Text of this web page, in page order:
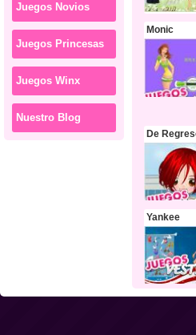
Juegos Novios
Juegos Princesas
Juegos Winx
Nuestro Blog
Monic
Yankee